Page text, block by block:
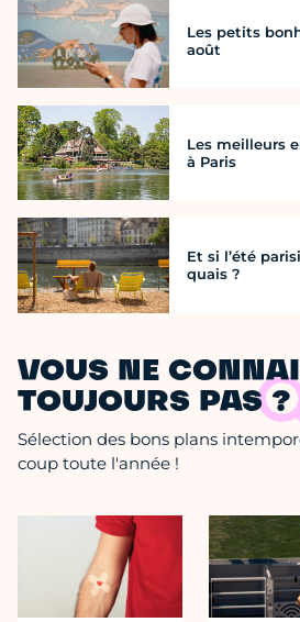
Les petits
août
Les meilleurs
à Paris
Et si l’été
quais ?
VOUS NE
TOUJOURS PAS ?
Sélection des bons plans
coup toute l'année !